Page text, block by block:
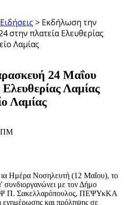
> Εκδήλωση την
στην πλατεία Ελευθερίας
Λαμίας
24 Μαΐου
Λαμίας
Λαμίας
ΠΜ
Ημέρα Νοσηλευτή (12 Μαΐου), το
με τον Δήμο
Π. Σακελλαρόπουλος, ΠΕΨΥκΚΑ
και πρόληψης σε